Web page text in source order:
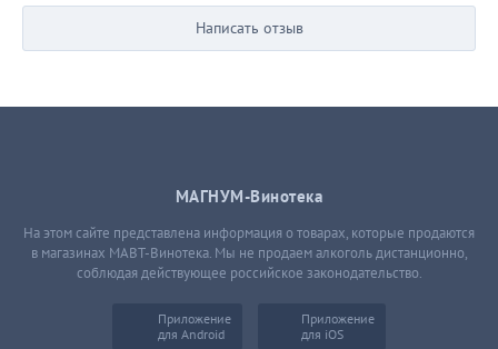
Написать отзыв
МАГНУМ-Винотека
На этом сайте представлена информация о товарах, которые продаются
в магазинах МАВТ-Винотека. Мы не продаем алкоголь дистанционно,
соблюдая действующее российское законодательство.
Приложение
для Android
Приложение
для iOS